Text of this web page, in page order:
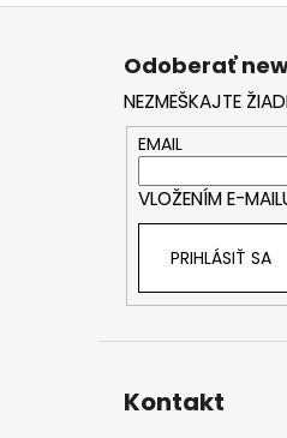
Z
Odoberať
NEZMEŠKAJTE
EMAIL
VLOŽENÍM E-
PRIHLÁSIŤ SA
Kontakt